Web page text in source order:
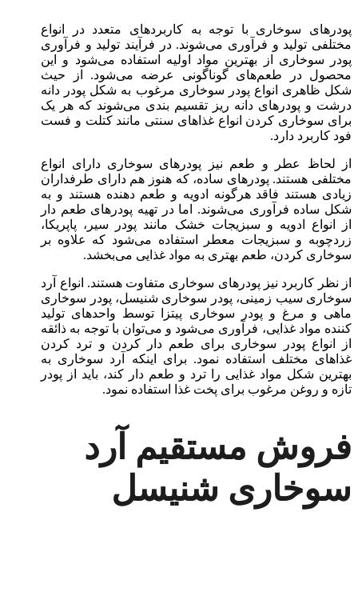
پودرهای سوخاری با توجه به کاربردهای متعدد در انواع
مختلفی تولید و فرآوری می‌شوند. در فرآیند تولید و فرآوری
پودر سوخاری از بهترین مواد اولیه استفاده می‌شود و این
محصول در طعم‌های گوناگونی عرضه می‌شود. از حیث
شکل ظاهری انواع پودر سوخاری مرغوب به شکل پودر دانه
درشت و پودرهای دانه ریز تقسیم بندی می‌شوند که هر یک
برای سوخاری کردن انواع غذاهای سنتی مانند کتلت و فست
فود کاربرد دارد.
از لحاظ عطر و طعم نیز پودرهای سوخاری دارای انواع
مختلفی هستند. پودرهای ساده، که هنوز هم دارای طرفداران
زیادی هستند فاقد هرگونه ادویه و طعم دهنده هستند و به
شکل ساده فرآوری می‌شوند. اما در تهیه پودرهای طعم دار
از انواع ادویه و سبزیجات خشک مانند پودر سیر، پاپریکا،
زردچوبه و سبزیجات معطر استفاده می‌شود که علاوه بر
سوخاری کردن، طعم بهتری به مواد غذایی می‌بخشد.
از نظر کاربرد نیز پودرهای سوخاری متفاوت هستند. انواع آرد
سوخاری سیب زمینی، پودر سوخاری شنیسل، پودر سوخاری
ماهی و مرغ و پودر سوخاری پیتزا توسط واحدهای تولید
کننده مواد غذایی، فرآوری می‌شود و می‌توان با توجه به ذائقه
از انواع پودر سوخاری برای طعم دار کردن و ترد کردن
غذاهای مختلف استفاده نمود. برای اینکه آرد سوخاری به
بهترین شکل مواد غذایی را ترد و طعم دار کند، باید از پودر
تازه و روغن مرغوب برای پخت غذا استفاده نمود.
فروش مستقیم آرد
سوخاری شنیسل